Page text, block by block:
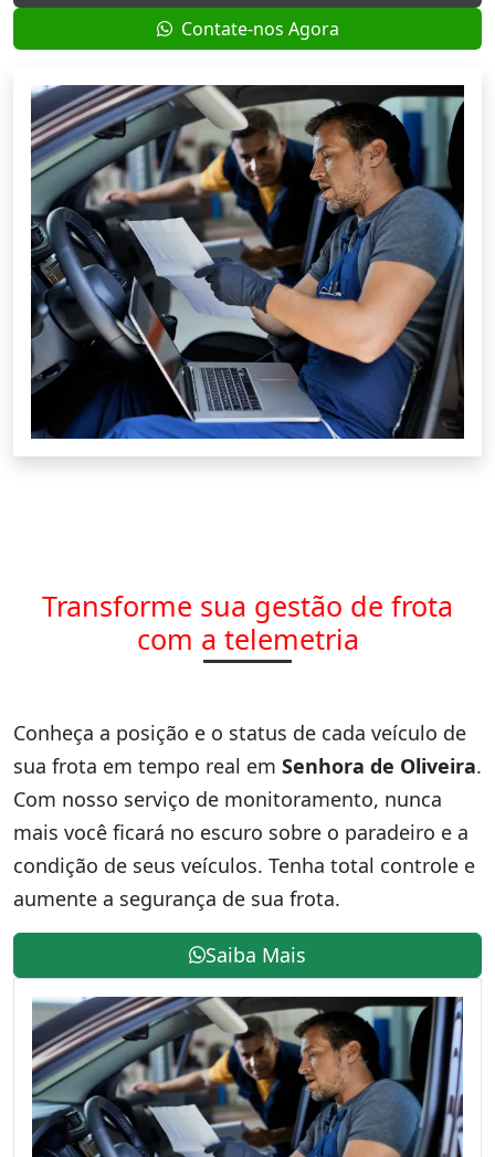
Contate-nos Agora
Transforme sua gestão de frota
com a telemetria
Conheça a posição e o status de cada veículo de
sua frota em tempo real em Senhora de Oliveira.
Com nosso serviço de monitoramento, nunca
mais você ficará no escuro sobre o paradeiro e a
condição de seus veículos. Tenha total controle e
aumente a segurança de sua frota.
Saiba Mais